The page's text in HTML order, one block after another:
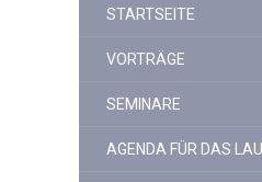
STARTSEITE
VORTRÄGE
SEMINARE
AGENDA FÜR DAS